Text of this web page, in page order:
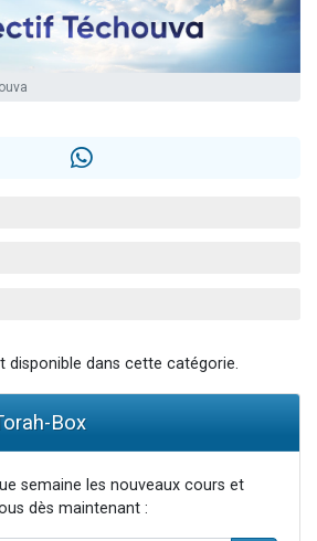
12 nouvelles musiques dans Torah-Box Music
disponible dans cette catégorie.
Box
semaine les nouveaux cours et
dès maintenant :